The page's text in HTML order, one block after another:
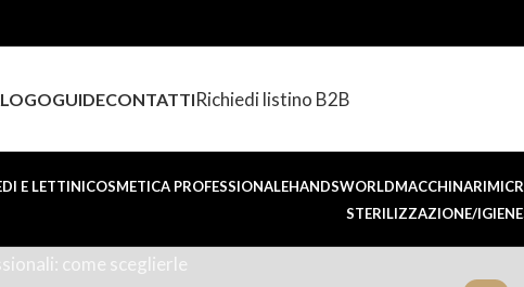
GUIDECONTATTIRichiedi listino B2B
E LETTINICOSMETICA PROFESSIONALEHANDSWORLDMACCHINARI
STERILIZZAZIONE/IGIENE